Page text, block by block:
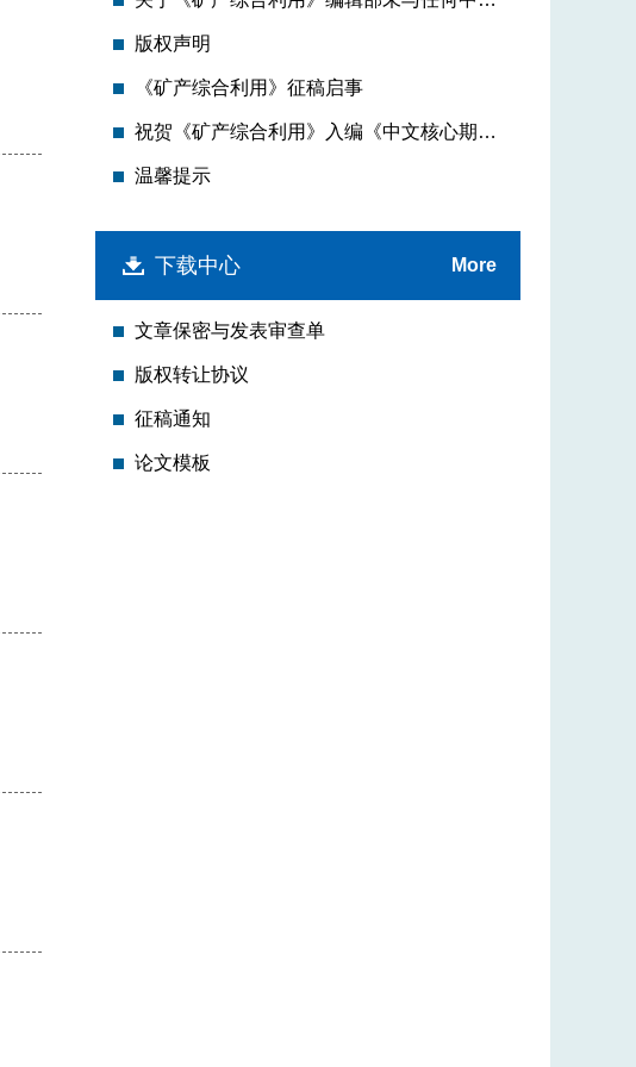
版权声明
《矿产综合利用》征稿启事
祝贺《矿产综合利用》入编《中文核心期刊要目总览》2020年版（即第9版）之“矿业工程(除煤矿开采)”类的核心期刊！
温馨提示
下载中心 More
文章保密与发表审查单
版权转让协议
征稿通知
论文模板